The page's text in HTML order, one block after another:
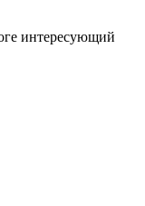
интересующий